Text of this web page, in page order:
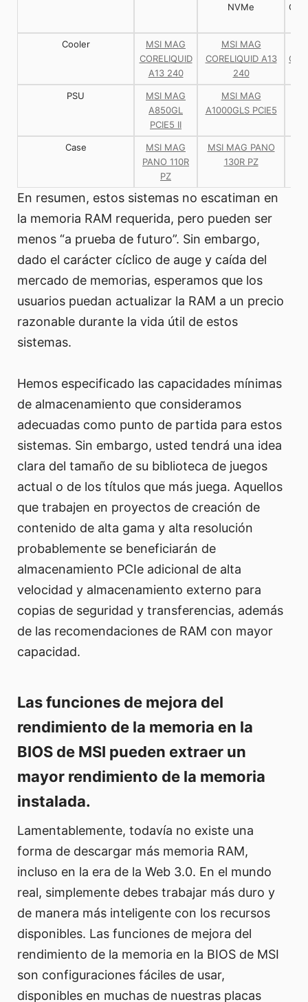
NVMe
Cooler
MSI MAG
CORELIQUID
A13 240
MSI MAG
CORELIQUID A13
240
PSU
MSI MAG
A850GL
PCIE5 II
MSI MAG
A1000GLS PCIE5
Case
MSI MAG
PANO 110R
PZ
MSI MAG PANO
130R PZ
En resumen, estos sistemas no escatiman en
la memoria RAM requerida, pero pueden ser
menos “a prueba de futuro”. Sin embargo,
dado el carácter cíclico de auge y caída del
mercado de memorias, esperamos que los
usuarios puedan actualizar la RAM a un precio
razonable durante la vida útil de estos
sistemas.
Hemos especificado las capacidades mínimas
de almacenamiento que consideramos
adecuadas como punto de partida para estos
sistemas. Sin embargo, usted tendrá una idea
clara del tamaño de su biblioteca de juegos
actual o de los títulos que más juega. Aquellos
que trabajen en proyectos de creación de
contenido de alta gama y alta resolución
probablemente se beneficiarán de
almacenamiento PCIe adicional de alta
velocidad y almacenamiento externo para
copias de seguridad y transferencias, además
de las recomendaciones de RAM con mayor
capacidad.
Las funciones de mejora del
rendimiento de la memoria en la
BIOS de MSI pueden extraer un
mayor rendimiento de la memoria
instalada.
Lamentablemente, todavía no existe una
forma de descargar más memoria RAM,
incluso en la era de la Web 3.0. En el mundo
real, simplemente debes trabajar más duro y
de manera más inteligente con los recursos
disponibles. Las funciones de mejora del
rendimiento de la memoria en la BIOS de MSI
son configuraciones fáciles de usar,
disponibles en muchas de nuestras placas